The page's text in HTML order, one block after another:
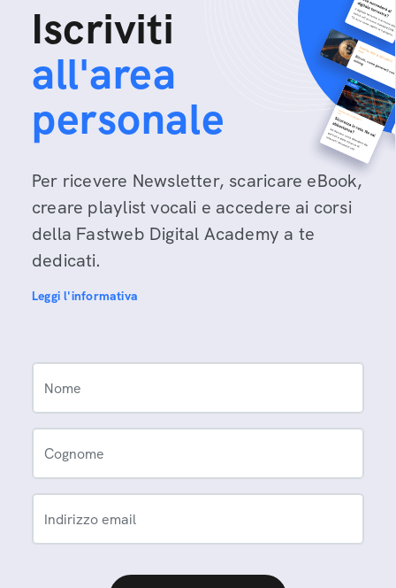
Iscriviti
all'area
personale
Per ricevere Newsletter, scaricare eBook,
creare playlist vocali e accedere ai corsi
della Fastweb Digital Academy a te
dedicati.
Leggi l'informativa
Nome
Cognome
Indirizzo email